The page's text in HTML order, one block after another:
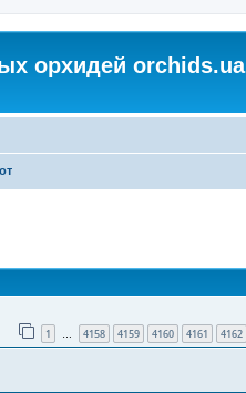
орхидей orchids.ua
1 … 4158 4159 4160 4161 4162